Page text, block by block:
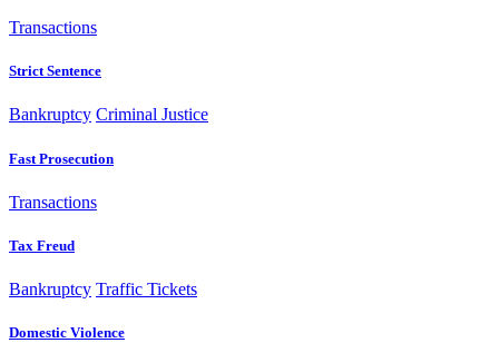
Transactions
Strict Sentence
Bankruptcy Criminal Justice
Fast Prosecution
Transactions
Tax Freud
Bankruptcy Traffic Tickets
Domestic Violence